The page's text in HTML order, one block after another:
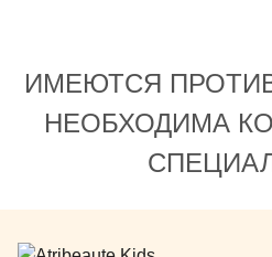
ИМЕЮТСЯ
НЕОБХОДИМА